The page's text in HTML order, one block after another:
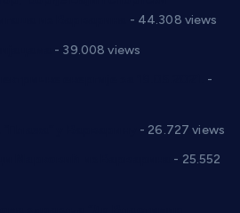
- 44.308 views
- 39.008 views
-
- 26.727 views
- 25.552